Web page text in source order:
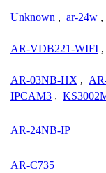
Unknown , ar-24w ,
AR-VDB221-WIFI ,
AR-03NB-HX ,
IPCAM3 ,
AR-24NB-IP
AR-C735